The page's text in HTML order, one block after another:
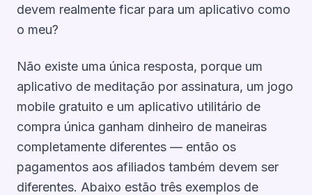
devem realmente ficar para um aplicativo como
o meu?
Não existe uma única resposta, porque um
aplicativo de meditação por assinatura, um jogo
mobile gratuito e um aplicativo utilitário de
compra única ganham dinheiro de maneiras
completamente diferentes — então os
pagamentos aos afiliados também devem ser
diferentes. Abaixo estão três exemplos de